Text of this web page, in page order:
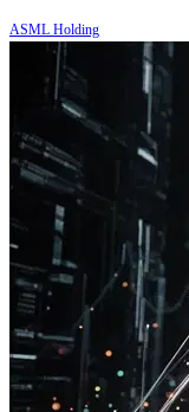
ASML Holding